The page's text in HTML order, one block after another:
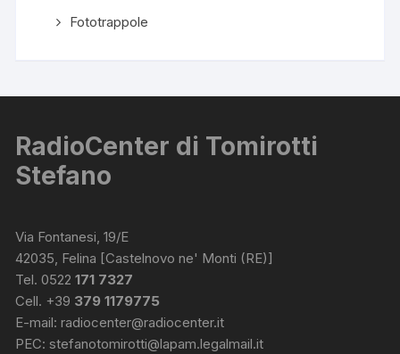
Fototrappole
RadioCenter di Tomirotti
Stefano
Via Fontanesi, 19/E
42035, Felina [Castelnovo ne' Monti (RE)]
Tel. 0522171 7327
Cell. +39 379 1179775
E-mail:radiocenter@radiocenter.it
PEC:stefanotomirotti@lapam.legalmail.it